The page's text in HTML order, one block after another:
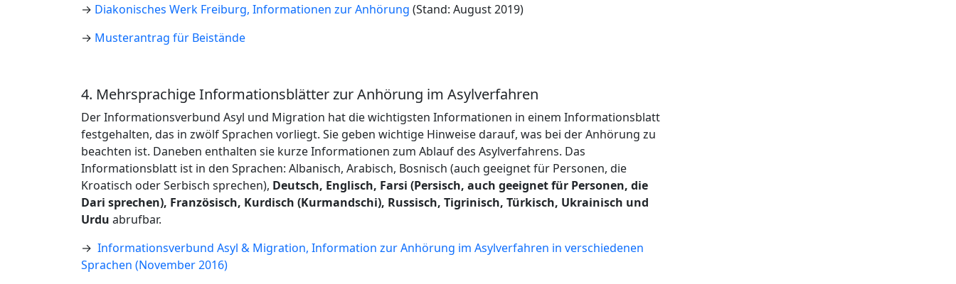
→ Diakonisches Werk Freiburg, Informationen zur Anhörung (Stand: August 2019)
→ Musterantrag für Beistände
4. Mehrsprachige Informationsblätter zur Anhörung im Asylverfahren
Der Informationsverbund Asyl und Migration hat die wichtigsten Informationen in einem Informationsblatt
festgehalten, das in zwölf Sprachen vorliegt. Sie geben wichtige Hinweise darauf, was bei der Anhörung zu
beachten ist. Daneben enthalten sie kurze Informationen zum Ablauf des Asylverfahrens. Das
Informationsblatt ist in den Sprachen: Albanisch, Arabisch, Bosnisch (auch geeignet für Personen, die
Kroatisch oder Serbisch sprechen), Deutsch, Englisch, Farsi (Persisch, auch geeignet für Personen, die
Dari sprechen), Französisch, Kurdisch (Kurmandschi), Russisch, Tigrinisch, Türkisch, Ukrainisch und
Urdu abrufbar.
→ Informationsverbund Asyl & Migration, Information zur Anhörung im Asylverfahren in verschiedenen
Sprachen (November 2016)